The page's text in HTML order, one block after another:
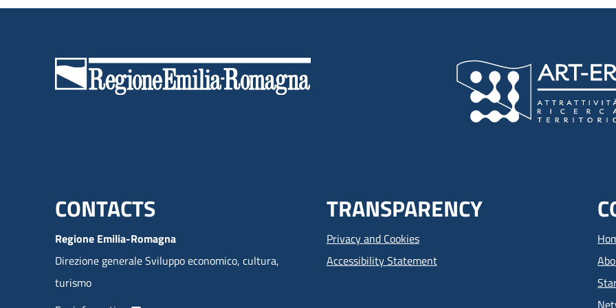
Menu footer inglese
CONTACTS
Regione Emilia-Romagna
Direzione generale Sviluppo economico, cultura,
turismo
TRANSPARENCY
Privacy and Cookies
Accessibility Statement